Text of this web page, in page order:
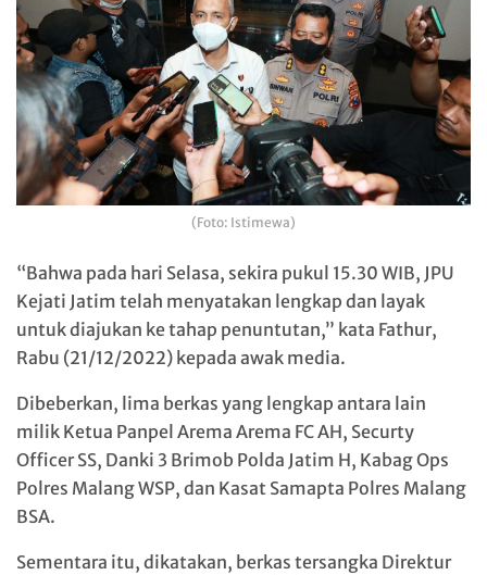
(Foto: Istimewa)
“Bahwa pada hari Selasa, sekira pukul 15.30 WIB, JPU
Kejati Jatim telah menyatakan lengkap dan layak
untuk diajukan ke tahap penuntutan,” kata Fathur,
Rabu (21/12/2022) kepada awak media.
Dibeberkan, lima berkas yang lengkap antara lain
milik Ketua Panpel Arema Arema FC AH, Securty
Officer SS, Danki 3 Brimob Polda Jatim H, Kabag Ops
Polres Malang WSP, dan Kasat Samapta Polres Malang
BSA.
Sementara itu, dikatakan, berkas tersangka Direktur